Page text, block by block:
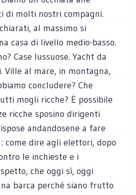
di molti nostri compagni.
al massimo si
casa di livello medio-basso.
Case lussuose. Yacht da
Ville al mare, in montagna,
concludere? Che
mogli ricche? È possibile
ricche sposino dirigenti
andandosene a fare
come dire agli elettori, dopo
le inchieste e i
che oggi sì, oggi
barca perché siano frutto